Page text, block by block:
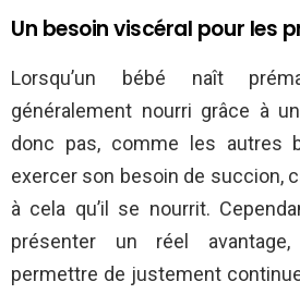
Un besoin viscéral pour les
Lorsqu’un bébé naît
généralement nourri grâce à
donc pas, comme les autres
exercer son besoin de succion,
à cela qu’il se nourrit.
présenter un réel
permettre de justement